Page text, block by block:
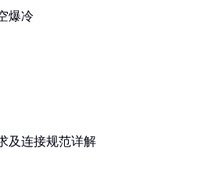
爆冷
及连接规范详解